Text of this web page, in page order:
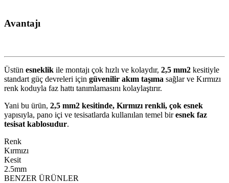
Avantajı
Üstün esneklik ile montajı çok hızlı ve kolaydır, 2,5 mm2 kesitiyle
standart güç devreleri için güvenilir akım taşıma sağlar ve Kırmızı
renk koduyla faz hattı tanımlamasını kolaylaştırır.
Yani bu ürün, 2,5 mm2 kesitinde, Kırmızı renkli, çok esnek
yapısıyla, pano içi ve tesisatlarda kullanılan temel biresnek faz
tesisat kablosudur.
Renk
Kırmızı
Kesit
2.5mm
BENZER ÜRÜNLER